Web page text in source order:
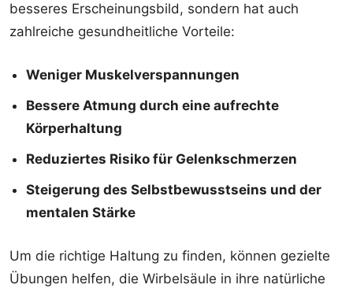
besseres Erscheinungsbild, sondern hat auch
zahlreiche gesundheitliche Vorteile:
Weniger Muskelverspannungen
Bessere Atmung durch eine aufrechte
Körperhaltung
Reduziertes Risiko für Gelenkschmerzen
Steigerung des Selbstbewusstseins und der
mentalen Stärke
Um die richtige Haltung zu finden, können gezielte
Übungen helfen, die Wirbelsäule in ihre natürliche